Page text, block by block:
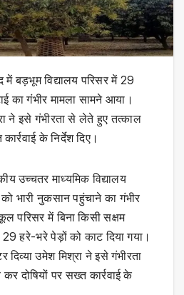
में बड़भूम विद्यालय परिसर में 29
का गंभीर मामला सामने आया।
ने इसे गंभीरता से लेते हुए तत्काल
के निर्देश दिए।
उच्चतर माध्यमिक विद्यालय
भारी नुकसान पहुंचाने का गंभीर
परिसर में बिना किसी सक्षम
हरे-भरे पेड़ों को काट दिया गया।
उमेश मिश्रा ने इसे गंभीरता
दोषियों पर सख्त कार्रवाई के